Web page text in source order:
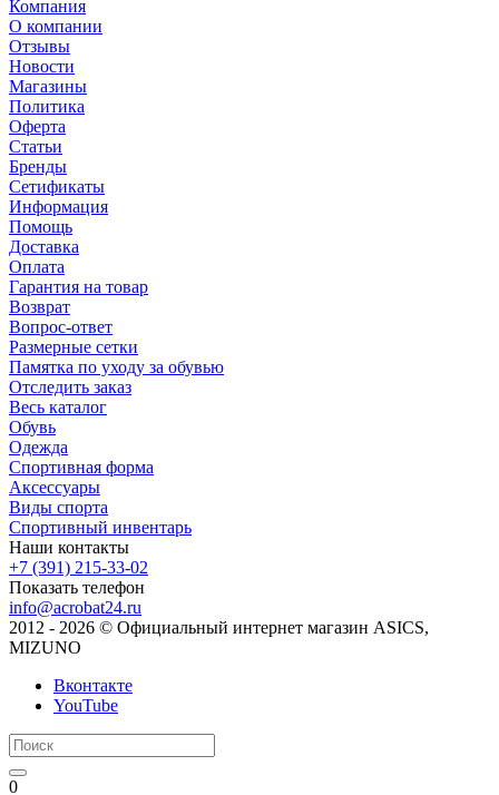
Компания
О компании
Отзывы
Новости
Магазины
Политика
Оферта
Статьи
Бренды
Сетификаты
Информация
Помощь
Доставка
Оплата
Гарантия на товар
Возврат
Вопрос-ответ
Размерные сетки
Памятка по уходу за обувью
Отследить заказ
Весь каталог
Обувь
Одежда
Спортивная форма
Аксессуары
Виды спорта
Спортивный инвентарь
Наши контакты
+7 (391) 215-33-02
Показать телефон
info@acrobat24.ru
2012 - 2026 © Официальный интернет магазин ASICS,
MIZUNO
Вконтакте
YouTube
0